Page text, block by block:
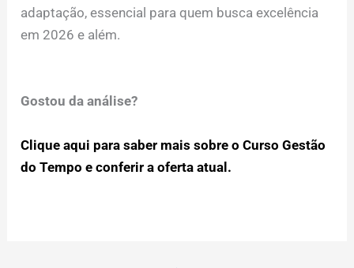
adaptação, essencial para quem busca excelência
em 2026 e além.
Gostou da análise?
Clique aqui para saber mais sobre o Curso Gestão
do Tempo e conferir a oferta atual.